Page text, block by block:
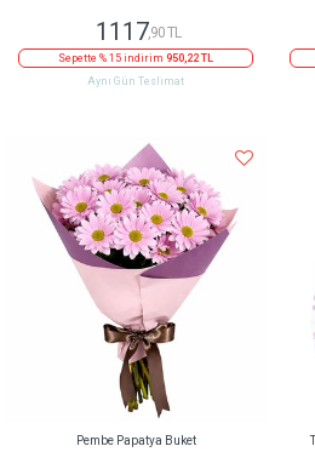
1117,90 TL
Sepette % 15 indirim 950,22 TL
Aynı Gün Teslimat
Pembe Papatya Buket